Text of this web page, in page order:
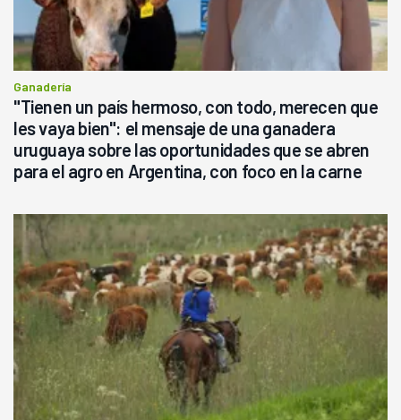
Ganadería
"Tienen un país hermoso, con todo, merecen que
les vaya bien": el mensaje de una ganadera
uruguaya sobre las oportunidades que se abren
para el agro en Argentina, con foco en la carne